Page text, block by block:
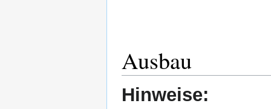
Ausbau
Hinweise: